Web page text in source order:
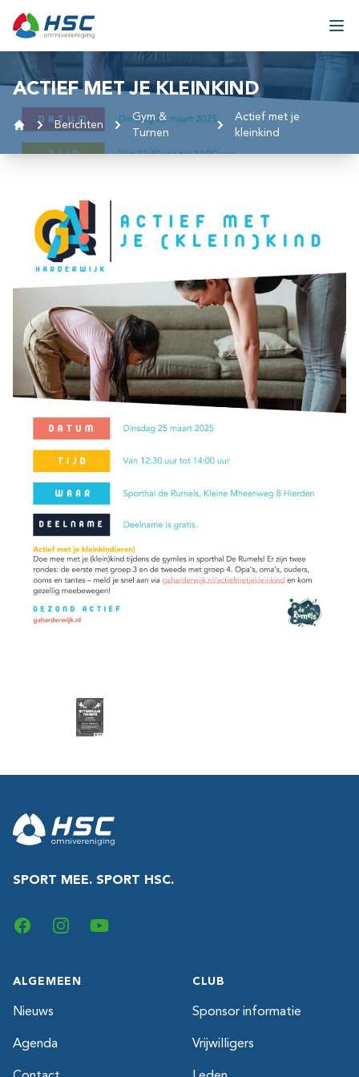
ACTIEF MET JE KLEINKIND
Home
Berichten
Gym &
Turnen
Actief met je
kleinkind
SPORT MEE. SPORT HSC.
FacebookInstagramYouTube
ALGEMEEN
Nieuws
Agenda
CLUB
Sponsor informatie
Vrijwilligers